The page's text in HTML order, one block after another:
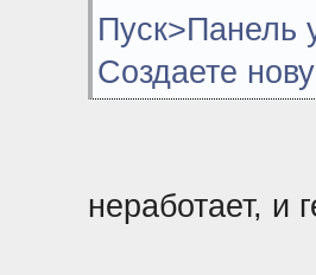
Пуск>Панель
Создаете
неработает, и